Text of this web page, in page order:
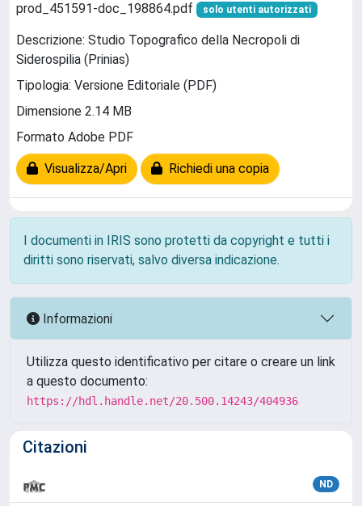
prod_451591-doc_198864.pdf solo utenti autorizzati
Descrizione: Studio Topografico della Necropoli di
Siderospilia (Prinias)
Tipologia: Versione Editoriale (PDF)
Dimensione 2.14 MB
Formato Adobe PDF
Visualizza/Apri Richiedi una copia
I documenti in IRIS sono protetti da copyright e tutti i
diritti sono riservati, salvo diversa indicazione.
Informazioni
Utilizza questo identificativo per citare o creare un link
a questo documento:
https://hdl.handle.net/20.500.14243/404936
Citazioni
ND